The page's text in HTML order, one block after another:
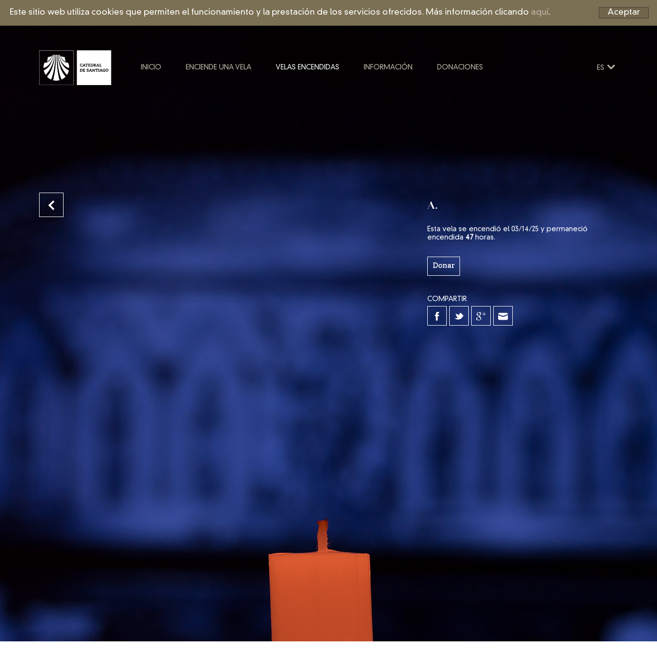
Este sitio web utiliza cookies que permiten el funcionamiento y la prestación de los servicios ofrecidos. Más información clicando aquí. Aceptar
INICIO ENCIENDE UNA VELA VELAS ENCENDIDAS INFORMACIÓN DONACIONES ES
A.
Esta vela se encendió el 03/14/25 y permaneció
encendida 47horas.
Donar
COMPARTIR